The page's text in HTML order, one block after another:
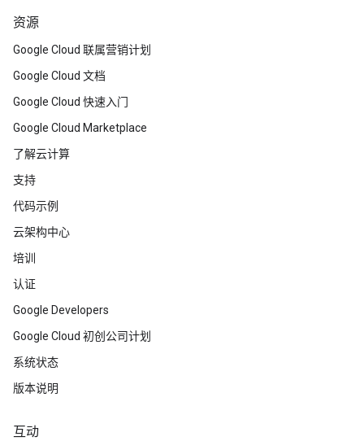
资源
Google Cloud 联属营销计划
Google Cloud 文档
Google Cloud 快速入门
Google Cloud Marketplace
了解云计算
支持
代码示例
云架构中心
培训
认证
Google Developers
Google Cloud 初创公司计划
系统状态
版本说明
互动